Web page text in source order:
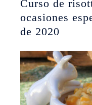
Curso de
ocasiones
de 2020